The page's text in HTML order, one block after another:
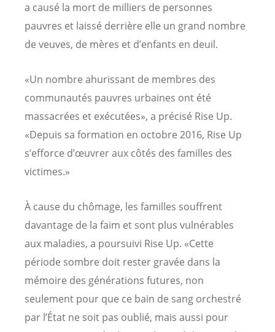
a causé la mort de milliers de personnes
pauvres et laissé derrière elle un grand nombre
de veuves, de mères et d’enfants en deuil.
«Un nombre ahurissant de membres des
communautés pauvres urbaines ont été
massacrées et exécutées», a précisé Rise Up.
«Depuis sa formation en octobre 2016, Rise Up
s’efforce d’œuvrer aux côtés des familles des
victimes.»
À cause du chômage, les familles souffrent
davantage de la faim et sont plus vulnérables
aux maladies, a poursuivi Rise Up. «Cette
période sombre doit rester gravée dans la
mémoire des générations futures, non
seulement pour que ce bain de sang orchestré
par l’État ne soit pas oublié, mais aussi pour